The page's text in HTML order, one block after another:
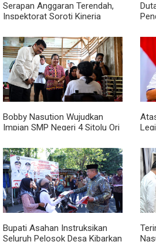
Serapan Anggaran Terendah,
Inspektorat Soroti Kinerja
Bobby Nasution Wujudkan
Impian SMP Negeri 4 Sitolu Ori
Bupati Asahan Instruksikan
Seluruh Pelosok Desa Kibarkan